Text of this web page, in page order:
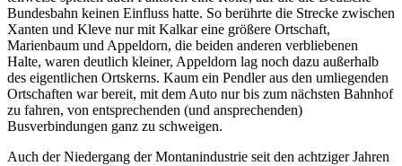
Bundesbahn keinen Einfluss hatte. So berührte die Strecke zwischen
Xanten und Kleve nur mit Kalkar eine größere Ortschaft,
Marienbaum und Appeldorn, die beiden anderen verbliebenen
Halte, waren deutlich kleiner, Appeldorn lag noch dazu außerhalb
des eigentlichen Ortskerns. Kaum ein Pendler aus den umliegenden
Ortschaften war bereit, mit dem Auto nur bis zum nächsten Bahnhof
zu fahren, von entsprechenden (und ansprechenden)
Busverbindungen ganz zu schweigen.
Auch der Niedergang der Montanindustrie seit den achtziger Jahren